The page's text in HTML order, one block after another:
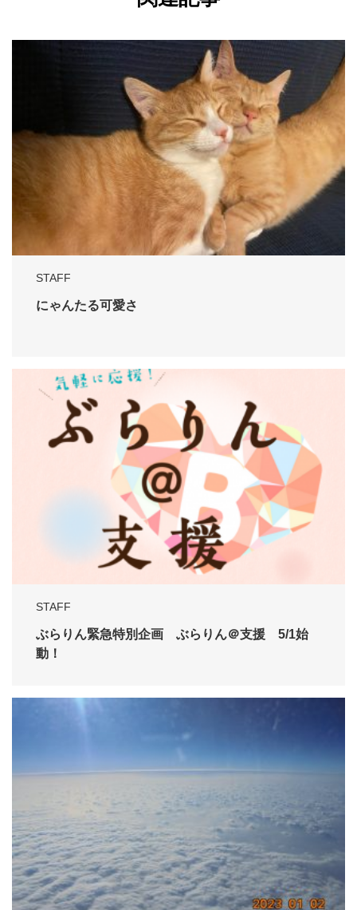
STAFF
にゃんたる可愛さ
STAFF
ぶらりん緊急特別企画 ぶらりん＠支援 5/1始
動！